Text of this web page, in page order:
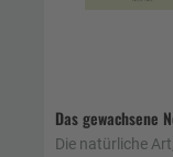
Das gewachsene
Die natürliche